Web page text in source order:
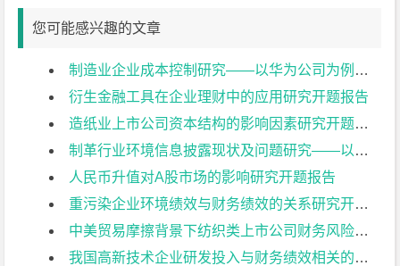
您可能感兴趣的文章
制造业企业成本控制研究——以华为公司为例开题报告
衍生金融工具在企业理财中的应用研究开题报告
造纸业上市公司资本结构的影响因素研究开题报告
制革行业环境信息披露现状及问题研究——以兴业皮革科技股份有限公司为例开题报告
人民币升值对A股市场的影响研究开题报告
重污染企业环境绩效与财务绩效的关系研究开题报告
中美贸易摩擦背景下纺织类上市公司财务风险控制研究:以华孚时尚为例开题报告
我国高新技术企业研发投入与财务绩效相关的影响因素分析——基于创业板上市公司的数据开题报告